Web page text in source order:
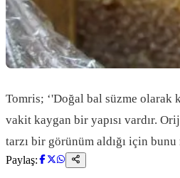
Tomris; ‘'Doğal bal süzme
vakit kaygan bir yapısı vardır.
tarzı bir görünüm aldığı için
Paylaş: